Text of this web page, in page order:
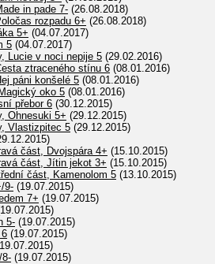
in pade 7- (26.08.2018)
rozpadu 6+ (26.08.2018)
5+ (04.07.2017)
5 (04.07.2017)
Lucie v noci nepije 5 (29.02.2016)
ztraceného stínu 6 (08.01.2016)
páni konšelé 5 (08.01.2016)
oko 5 (08.01.2016)
přebor 6 (30.12.2015)
Ohnesuki 5+ (29.12.2015)
Vlastizpitec 5 (29.12.2015)
část, Dvojspára 4+ (15.10.2015)
část, Jítin jekot 3+ (15.10.2015)
část, Kamenolom 5 (13.10.2015)
9- (19.07.2015)
7+ (19.07.2015)
5- (19.07.2015)
(19.07.2015)
(19.07.2015)